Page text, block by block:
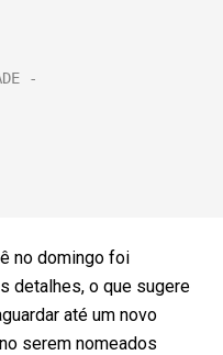
no domingo foi
detalhes, o que sugere
até um novo
serem nomeados